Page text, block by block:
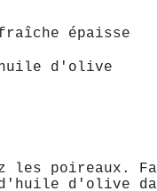
épaisse
d'olive
les poireaux.
d'olive